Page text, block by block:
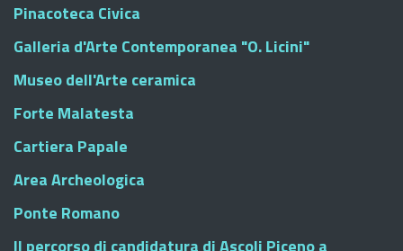
Pinacoteca Civica
Galleria d'Arte Contemporanea "O. Licini"
Museo dell'Arte ceramica
Forte Malatesta
Cartiera Papale
Area Archeologica
Ponte Romano
Il percorso di candidatura di Ascoli Piceno a